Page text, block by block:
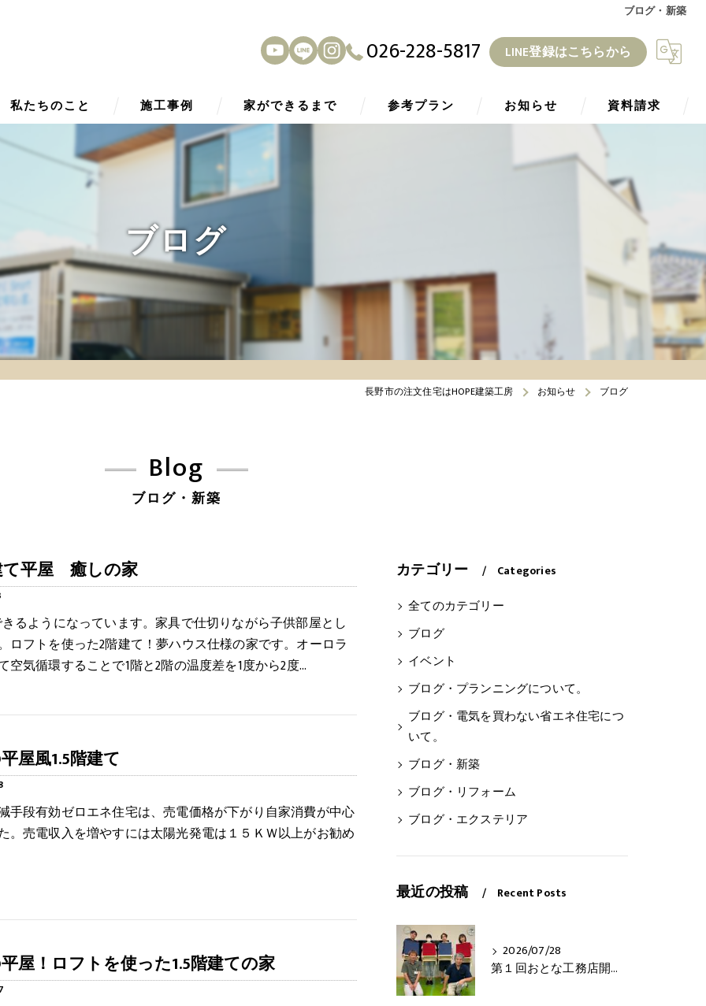
ブログ・新築
026-228-5817 LINE登録はこちらから
私たちのこと
HOPE Smart2030
外観デザイン
内観デザイン
施工事例 家ができるまで
アフターサービス
参考プラン お知らせ 資料請求
ブログ
長野市の注文住宅はHOPE建築工房 お知らせ ブログ
Blog
ブログ・新築
て平屋 癒しの家
るようになっています。家具で仕切りながら子供部屋とし
ロフトを使った2階建て！夢ハウス仕様の家です。オーロラ
空気循環することで1階と2階の温度差を1度から2度…
屋風1.5階建て
手段有効ゼロエネ住宅は、売電価格が下がり自家消費が中心
。売電収入を増やすには太陽光発電は１５ＫＷ以上がお勧め
屋！ロフトを使った1.5階建ての家
カテゴリー Categories
全てのカテゴリー
ブログ
イベント
ブログ・プランニングについて。
ブログ・電気を買わない省エネ住宅につ
いて。
ブログ・新築
ブログ・リフォーム
ブログ・エクステリア
最近の投稿 Recent Posts
2026/07/28
第１回おとな工務店開催！